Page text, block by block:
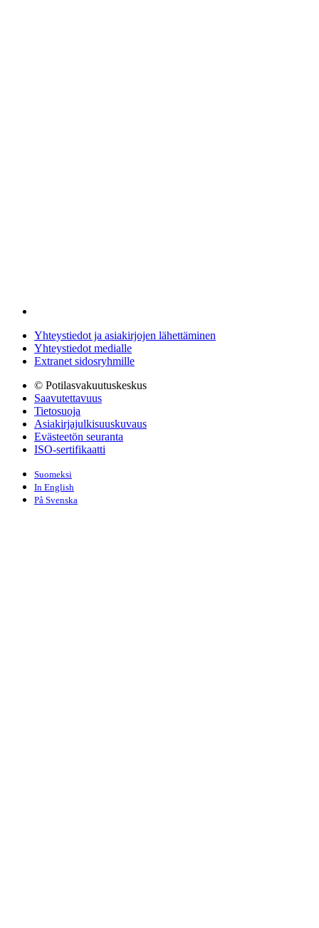
Yhteystiedot ja asiakirjojen lähettäminen
Yhteystiedot medialle
Extranet sidosryhmille
© Potilasvakuutuskeskus
Saavutettavuus
Tietosuoja
Asiakirjajulkisuuskuvaus
Evästeetön seuranta
ISO-sertifikaatti
Suomeksi
In English
På Svenska